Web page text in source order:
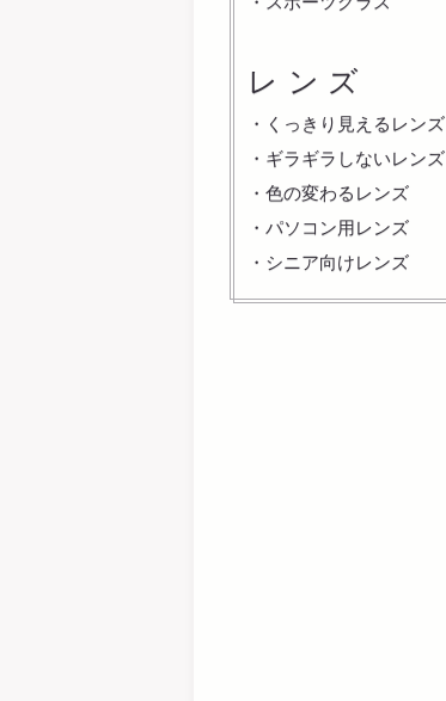
レンズ
・
くっきり見えるレンズ
・ ギラギラしないレンズ
・ 色の変わるレンズ
・ パソコン用レンズ
・ シニア向けレンズ